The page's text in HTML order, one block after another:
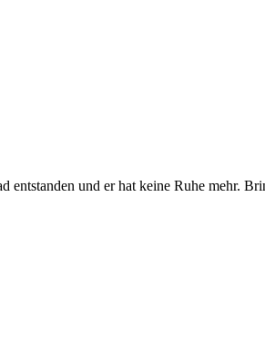
und er hat keine Ruhe mehr.